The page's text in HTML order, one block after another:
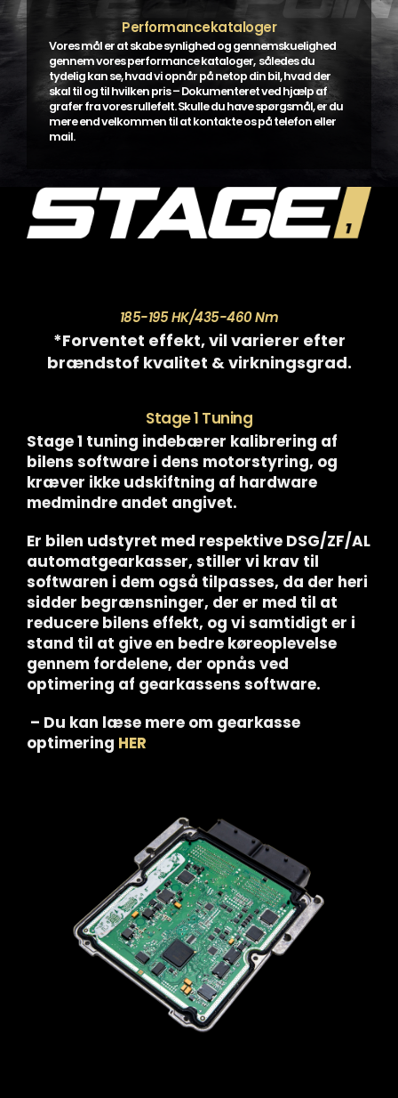
Performancekataloger
Vores mål er at skabe synlighed og gennemskuelighed
gennem vores performance kataloger, således du
tydelig kan se, hvad vi opnår på netop din bil, hvad der
skal til og til hvilken pris – Dokumenteret ved hjælp af
grafer fra vores rullefelt. Skulle du have spørgsmål, er du
mere end velkommen til at kontakte os på telefon eller
mail.
185-195 HK/435-460 Nm
*Forventet effekt, vil varierer efter
brændstof kvalitet & virkningsgrad.
Stage 1 Tuning
Stage 1 tuning indebærer kalibrering af
bilens software i dens motorstyring, og
kræver ikke udskiftning af hardware
medmindre andet angivet.
Er bilen udstyret med respektive DSG/ZF/AL
automatgearkasser, stiller vi krav til
softwaren i dem også tilpasses, da der heri
sidder begrænsninger, der er med til at
reducere bilens effekt, og vi samtidigt er i
stand til at give en bedre køreoplevelse
gennem fordelene, der opnås ved
optimering af gearkassens software.
– Du kan læse mere om gearkasse
optimering HER